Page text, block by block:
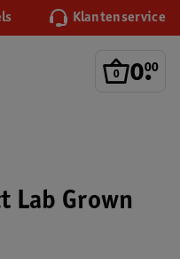
Klantenservice
0.
00
Lab Grown